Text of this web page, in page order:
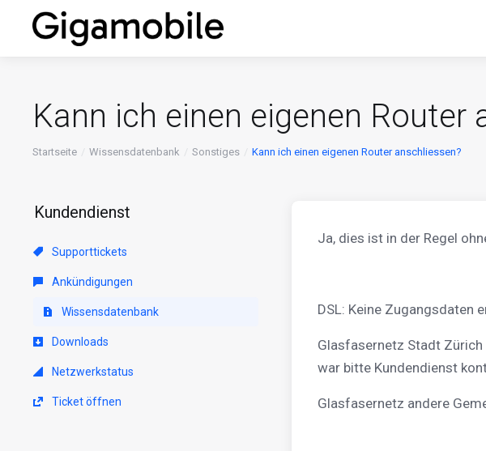
Kann ich einen eigenen Router
Startseite Wissensdatenbank Sonstiges Kann ich einen eigenen Router anschliessen?
Kundendienst
Supporttickets
Ankündigungen
Wissensdatenbank
Downloads
Netzwerkstatus
Ticket öffnen
Ja, dies ist in der Regel
DSL: Keine Zugangsdaten
Glasfasernetz Stadt
war bitte Kundendienst
Glasfasernetz andere